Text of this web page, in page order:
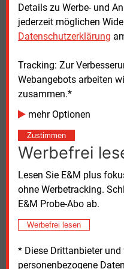
Details zu Werbe- und
jederzeit möglichen
Datenschutzerklärung
Tracking: Zur
Webangebots arbeiten
zusammen.*
mehr Optionen
Zustimmen
Werbefrei
Lesen Sie E&M plus
ohne Werbetracking.
E&M Probe-Abo ab.
Werbefrei lesen
* Diese Drittanbieter
personenbezogene
Konverterstation für
Netzanbindungssystem
berichteten). Die
Konverters an die
genutzt.
Charakter für Nordrhein-
Peter Barth,
GmbH: „Wir werden
geplant in Betrieb
Sprengung ist ein
Weg“, kommentierte
Amprion Offshore GmbH.
Katia Meyer-Tien